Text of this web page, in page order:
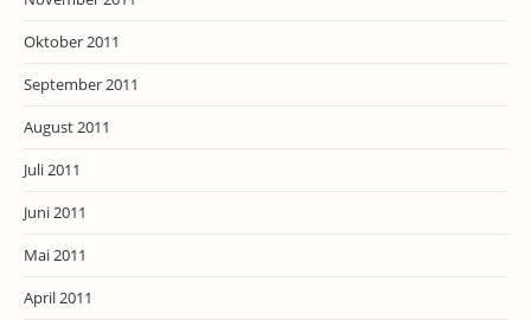
Oktober 2011
September 2011
August 2011
Juli 2011
Juni 2011
Mai 2011
April 2011